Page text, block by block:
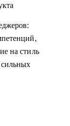
на стиль